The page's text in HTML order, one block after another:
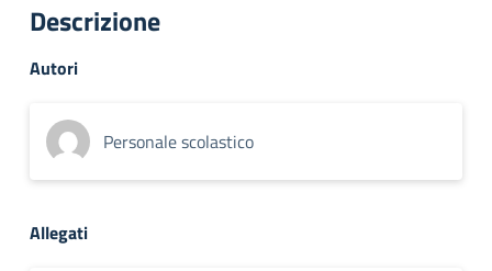
Descrizione
Autori
Personale scolastico
Allegati